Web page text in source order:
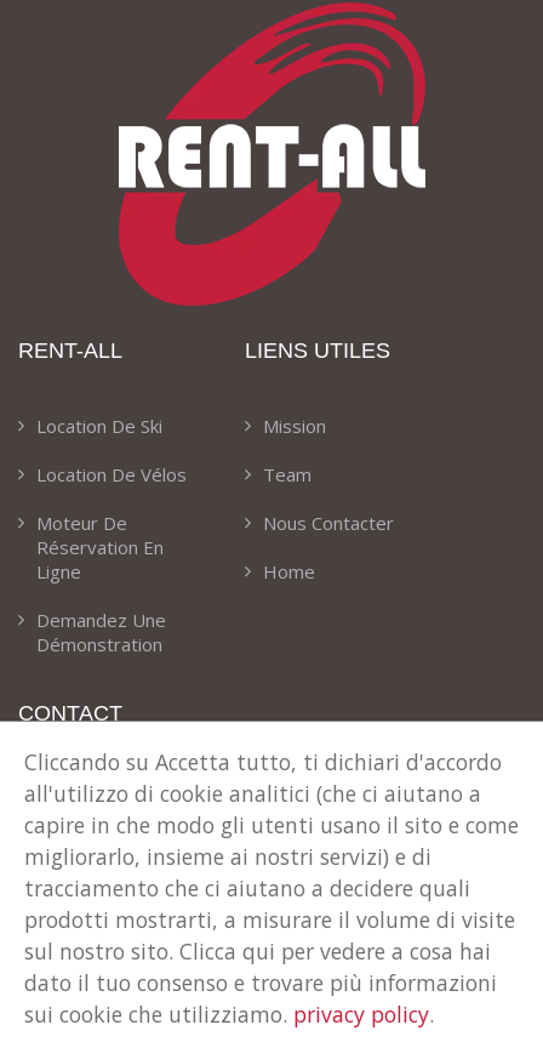
RENT-ALL
Location De Ski
Location De Vélos
Moteur De
Réservation En
Ligne
Demandez Une
Démonstration
LIENS UTILES
Mission
Team
Nous Contacter
Home
CONTACT
Notre Adresse
Via T. Claudio 41 Cles (TN) Italie
Téléphone
+39 0463 600024
E-Mail
info@rent-all.it
Cliccando su Accetta tutto, ti dichiari d'accordo
all'utilizzo di cookie analitici (che ci aiutano a
capire in che modo gli utenti usano il sito e come
migliorarlo, insieme ai nostri servizi) e di
tracciamento che ci aiutano a decidere quali
prodotti mostrarti, a misurare il volume di visite
sul nostro sito. Clicca qui per vedere a cosa hai
dato il tuo consenso e trovare più informazioni
sui cookie che utilizziamo. privacy policy.